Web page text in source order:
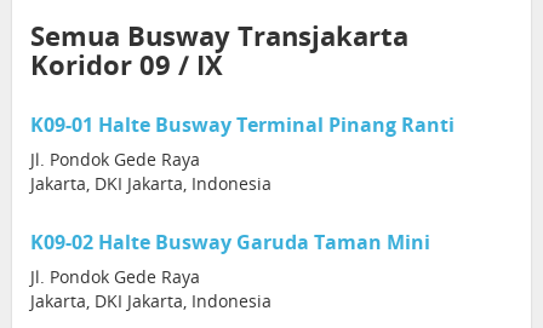
Semua Busway Transjakarta
Koridor 09 / IX
K09-01 Halte Busway Terminal Pinang Ranti
Jl. Pondok Gede Raya
Jakarta, DKI Jakarta, Indonesia
K09-02 Halte Busway Garuda Taman Mini
Jl. Pondok Gede Raya
Jakarta, DKI Jakarta, Indonesia